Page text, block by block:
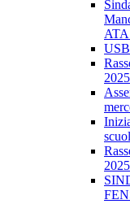
2025
2025